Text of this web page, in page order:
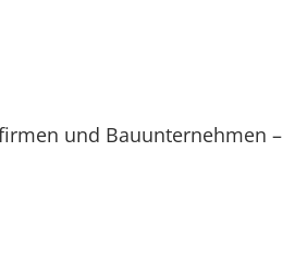
und Bauunternehmen